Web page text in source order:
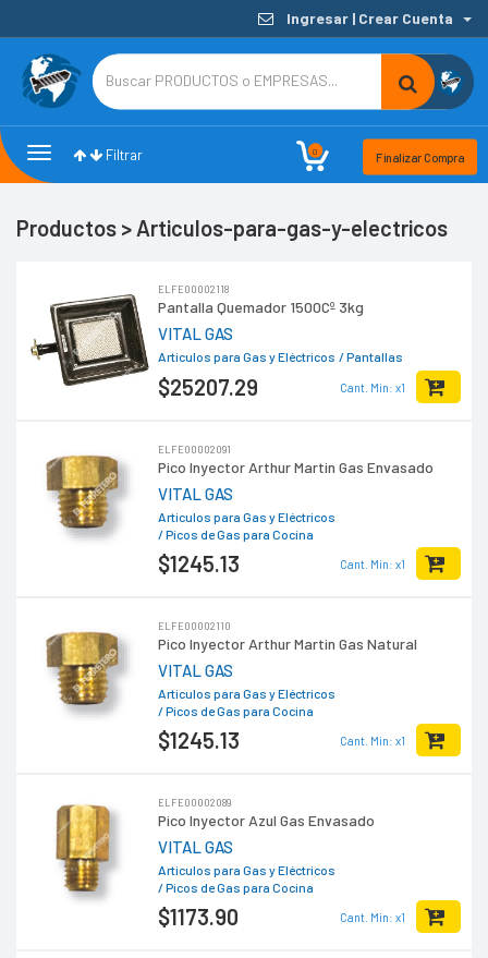
Ingresar | Crear Cuenta
0 Finalizar Compra
ToggleToggleFiltrar
Productos > Articulos-para-gas-y-electricos
ELFE00002118
Pantalla Quemador 1500Cº 3kg
VITAL GAS
Articulos para Gas y Eléctricos / Pantallas
$25207.29 Cant. Min: x1
ELFE00002091
Pico Inyector Arthur Martin Gas Envasado
VITAL GAS
Articulos para Gas y Eléctricos
/ Picos de Gas para Cocina
$1245.13 Cant. Min: x1
ELFE00002110
Pico Inyector Arthur Martin Gas Natural
VITAL GAS
Articulos para Gas y Eléctricos
/ Picos de Gas para Cocina
$1245.13 Cant. Min: x1
ELFE00002089
Pico Inyector Azul Gas Envasado
VITAL GAS
Articulos para Gas y Eléctricos
/ Picos de Gas para Cocina
$1173.90 Cant. Min: x1